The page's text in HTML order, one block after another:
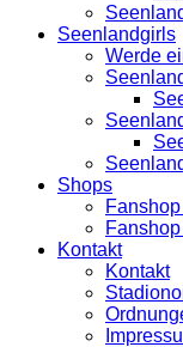
Seenlandgirls
Werde
Shops
Kontakt
Kontakt